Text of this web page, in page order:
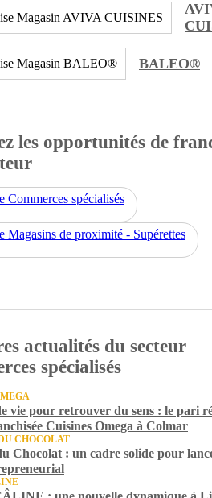
BALEO®
les opportunités de
Commerces spécialisés
Magasins de proximité - Supérettes
actualités du secteur
spécialisés
vie pour retrouver du sens : le pari
Cuisines Omega à Colmar
CHOCOLAT
Chocolat : un cadre solide pour